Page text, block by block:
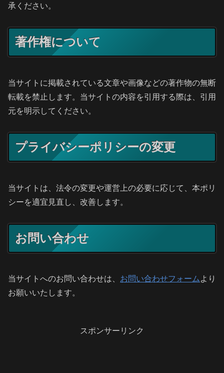
承ください。
著作権について
当サイトに掲載されている文章や画像などの著作物の無断
転載を禁止します。当サイトの内容を引用する際は、引用
元を明示してください。
プライバシーポリシーの変更
当サイトは、法令の変更や運営上の必要に応じて、本ポリ
シーを適宜見直し、改善します。
お問い合わせ
当サイトへのお問い合わせは、 お問い合わせフォームより
お願いいたします。
スポンサーリンク